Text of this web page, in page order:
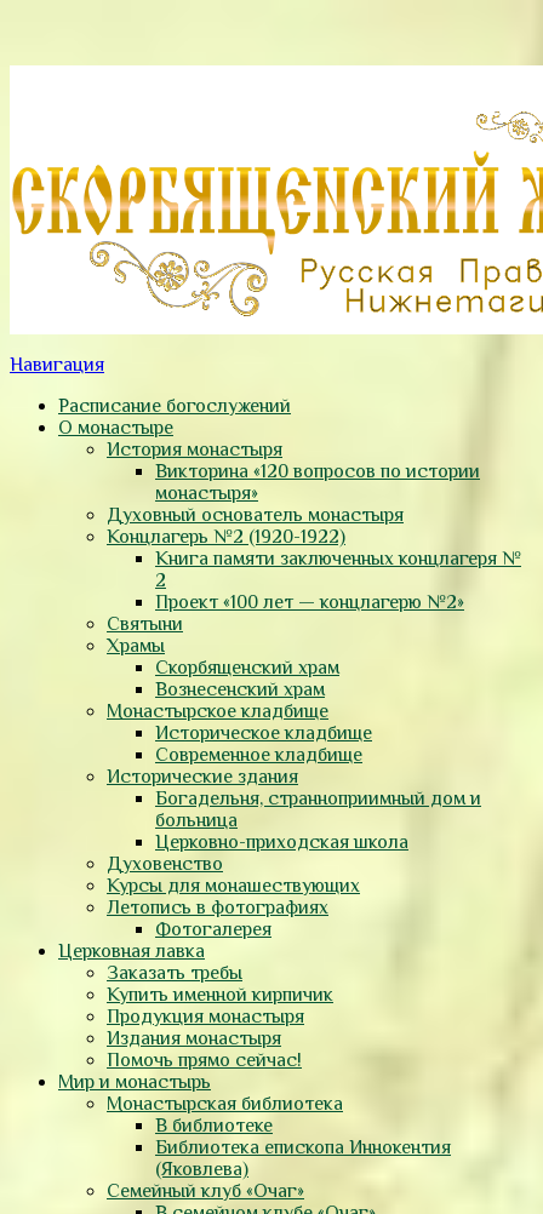
Навигация
Расписание богослужений
О монастыре
История монастыря
Викторина «120 вопросов по истории
монастыря»
Духовный основатель монастыря
Концлагерь №2 (1920-1922)
Книга памяти заключенных концлагеря №
2
Проект «100 лет — концлагерю №2»
Святыни
Храмы
Скорбященский храм
Вознесенский храм
Монастырское кладбище
Историческое кладбище
Современное кладбище
Исторические здания
Богадельня, странноприимный дом и
больница
Церковно-приходская школа
Духовенство
Курсы для монашествующих
Летопись в фотографиях
Фотогалерея
Церковная лавка
Заказать требы
Купить именной кирпичик
Продукция монастыря
Издания монастыря
Помочь прямо сейчас!
Мир и монастырь
Монастырская библиотека
В библиотеке
Библиотека епископа Иннокентия
(Яковлева)
Семейный клуб «Очаг»